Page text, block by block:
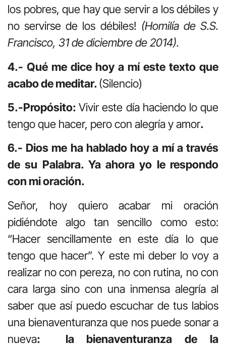
los pobres, que hay que servir a los débiles y
no servirse de los débiles! (Homilía de S.S.
Francisco, 31 de diciembre de 2014).
4.- Qué me dice hoy a mí este texto que
acabo de meditar.(Silencio)
5.-Propósito:Vivir este día haciendo lo que
tengo que hacer, pero con alegría y amor.
6.- Dios me ha hablado hoy a mí a través
de su Palabra. Ya ahora yo le respondo
con mi oración.
Señor, hoy quiero acabar mi oración
pidiéndote algo tan sencillo como esto:
“Hacer sencillamente en este día lo que
tengo que hacer”. Y este mi deber lo voy a
realizar no con pereza, no con rutina, no con
cara larga sino con una inmensa alegría al
saber que así puedo escuchar de tus labios
una bienaventuranza que nos puede sonar a
nueva: la bienaventuranza de la